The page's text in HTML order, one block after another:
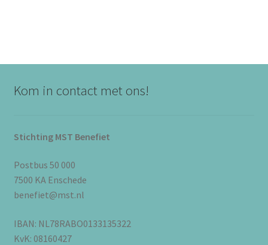
Kom in contact met ons!
Stichting MST Benefiet
Postbus 50 000
7500 KA Enschede
benefiet@mst.nl
IBAN: NL78RABO0133135322
KvK: 08160427